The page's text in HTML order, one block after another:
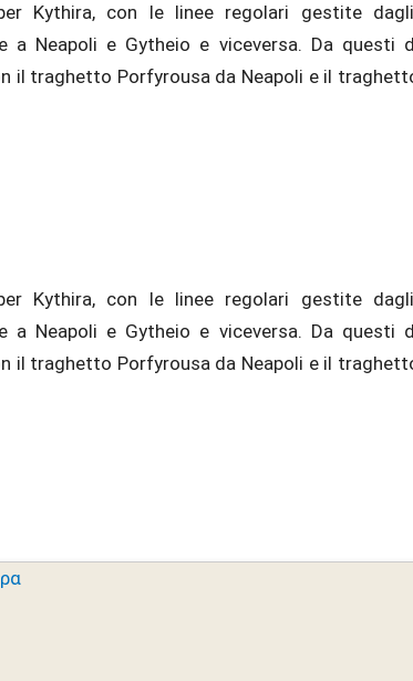
Kythira, con le linee regolari gestite
a Neapoli e Gytheio e viceversa. Da questi
il traghetto Porfyrousa da Neapoli e il
Kythira, con le linee regolari gestite
a Neapoli e Gytheio e viceversa. Da questi
il traghetto Porfyrousa da Neapoli e il